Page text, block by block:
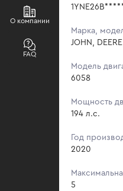
О компании
FAQ
Марка,
JOHN,
Модель
6058
Мощность
194 л.с.
Год
2020
5